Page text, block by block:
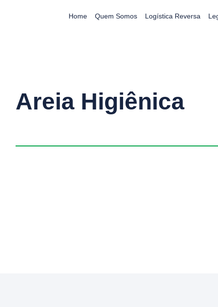
Home Quem Somos Logística Reversa
Areia Higiênica